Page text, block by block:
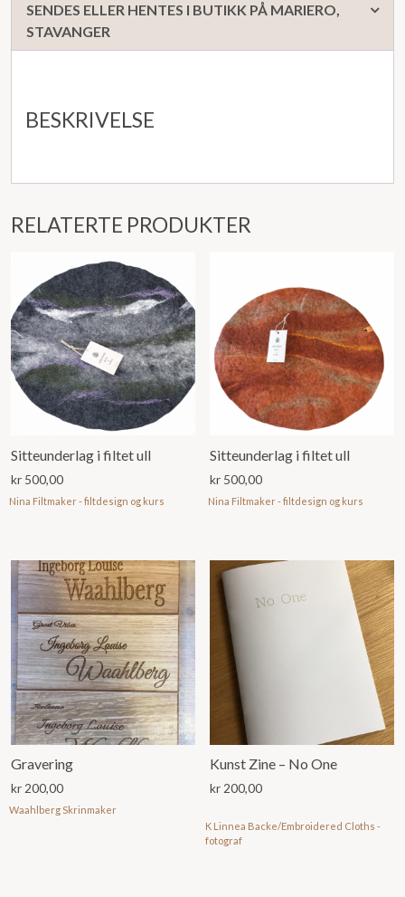
SENDES ELLER HENTES I BUTIKK PÅ MARIERO,
STAVANGER
BESKRIVELSE
RELATERTE PRODUKTER
Sitteunderlag i filtet ull
kr 500,00
Nina Filtmaker - filtdesign og kurs
Sitteunderlag i filtet ull
kr 500,00
Nina Filtmaker - filtdesign og kurs
Gravering
kr 200,00
Waahlberg Skrinmaker
Kunst Zine – No One
kr 200,00
K Linnea Backe/Embroidered Cloths -
fotograf